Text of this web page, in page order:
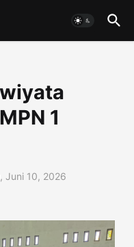
1
Juni 10, 2026